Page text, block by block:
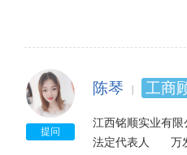
提问
陈琴 工商
江西铭顺实业有限
法定代表人	万发保